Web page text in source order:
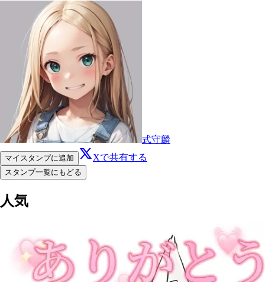
式守麟
マイスタンプに追加 Xで共有する
スタンプ一覧にもどる
人気